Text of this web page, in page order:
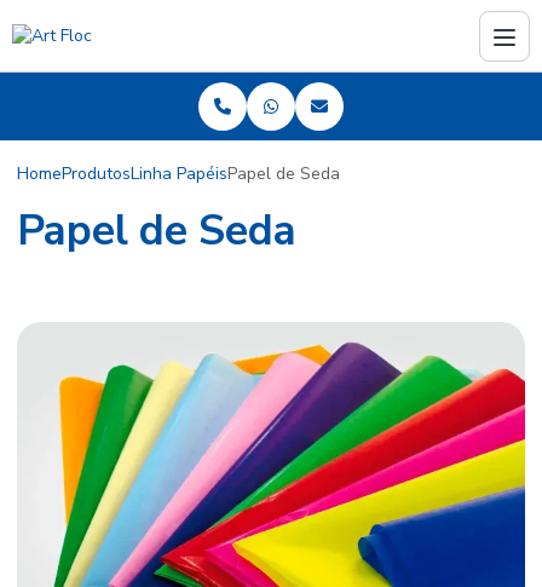
HomeProdutosLinha PapéisPapel de Seda
Papel de Seda